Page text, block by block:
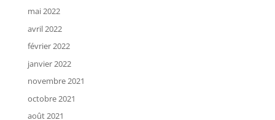
mai 2022
avril 2022
février 2022
janvier 2022
novembre 2021
octobre 2021
août 2021